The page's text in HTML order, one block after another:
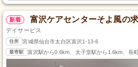
新着 富沢ケアセンターそよ風の
デイサービス
住所 宮城県仙台市太白区富沢1-13-6
最寄駅 富沢駅から0.6km、太子堂駅から1.6km、長